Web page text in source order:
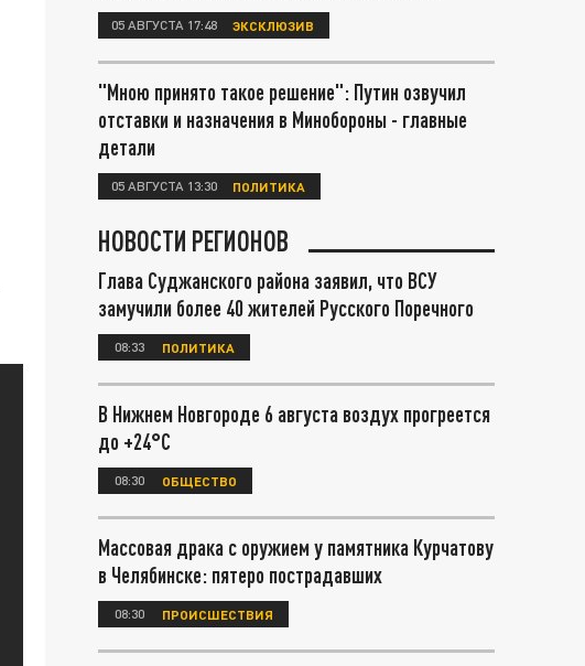
05 АВГУСТА 17:48 ЭКСКЛЮЗИВ
"Мною принято такое решение": Путин озвучил
отставки и назначения в Минобороны - главные
детали
05 АВГУСТА 13:30 ПОЛИТИКА
НОВОСТИ РЕГИОНОВ
Глава Суджанского района заявил, что ВСУ
замучили более 40 жителей Русского Поречного
08:33 ПОЛИТИКА
В Нижнем Новгороде 6 августа воздух прогреется
до +24°С
08:30 ОБЩЕСТВО
Массовая драка с оружием у памятника Курчатову
в Челябинске: пятеро пострадавших
08:30 ПРОИСШЕСТВИЯ